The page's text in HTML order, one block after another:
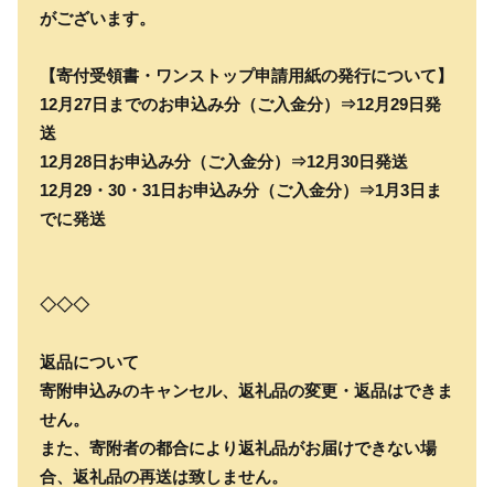
がございます。
【寄付受領書・ワンストップ申請用紙の発行について】
12月27日までのお申込み分（ご入金分）⇒12月29日発
送
12月28日お申込み分（ご入金分）⇒12月30日発送
12月29・30・31日お申込み分（ご入金分）⇒1月3日ま
でに発送
◇◇◇
返品について
寄附申込みのキャンセル、返礼品の変更・返品はできま
せん。
また、寄附者の都合により返礼品がお届けできない場
合、返礼品の再送は致しません。